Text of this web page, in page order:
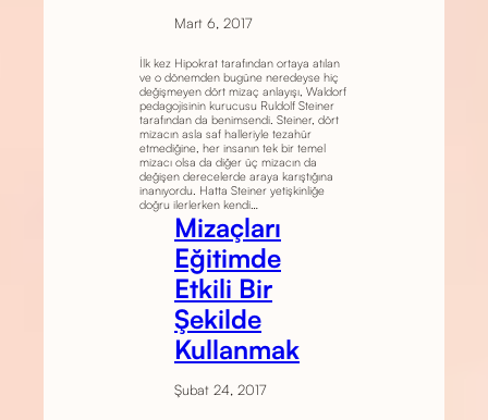
Mart 6, 2017
İlk kez Hipokrat tarafından ortaya atılan
ve o dönemden bugüne neredeyse hiç
değişmeyen dört mizaç anlayışı, Waldorf
pedagojisinin kurucusu Ruldolf Steiner
tarafından da benimsendi. Steiner, dört
mizacın asla saf halleriyle tezahür
etmediğine, her insanın tek bir temel
mizacı olsa da diğer üç mizacın da
değişen derecelerde araya karıştığına
inanıyordu. Hatta Steiner yetişkinliğe
doğru ilerlerken kendi…
Mizaçları
Eğitimde
Etkili Bir
Şekilde
Kullanmak
Şubat 24, 2017